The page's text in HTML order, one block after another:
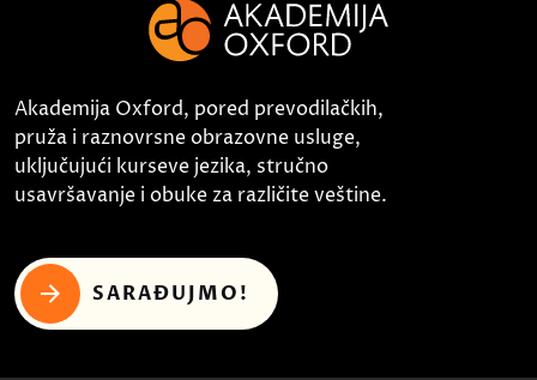
Akademija Oxford, pored prevodilačkih,
pruža i raznovrsne obrazovne usluge,
uključujući kurseve jezika, stručno
usavršavanje i obuke za različite veštine.
SARAĐUJMO!